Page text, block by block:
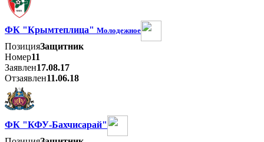
ФК "Крымтеплица" Молодежное
ПозицияЗащитник
Номер11
Заявлен17.08.17
Отзаявлен11.06.18
ФК "КФУ-Бахчисарай"